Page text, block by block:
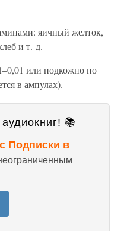
яичный желток,
и т. д.
или подкожно по
в ампулах).
📚
Подписки в